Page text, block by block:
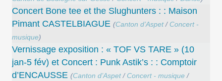
Concert Bone tee et the Slughunters : : Maison
Pimant CASTELBIAGUE (Canton d’Aspet/ Concert -
musique)
Vernissage exposition : « TOF VS TARE » (10
jan-5 fév) et Concert : Punk Astik’s : : Comptoir
d’ENCAUSSE (Canton d’Aspet/ Concert - musique/